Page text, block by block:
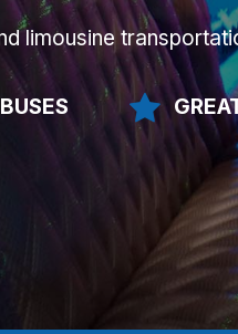
limousine